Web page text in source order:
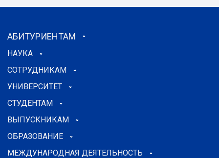
АБИТУРИЕНТАМ
НАУКА
СОТРУДНИКАМ
УНИВЕРСИТЕТ
СТУДЕНТАМ
ВЫПУСКНИКАМ
ОБРАЗОВАНИЕ
МЕЖДУНАРОДНАЯ ДЕЯТЕЛЬНОСТЬ